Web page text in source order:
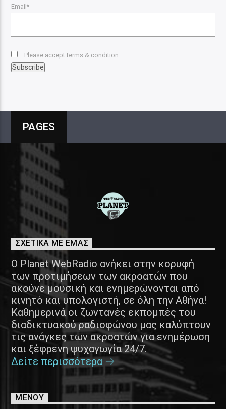
Email*
Please accept terms & condition
PAGES
ΣΧΕΤΙΚΑ ΜΕ ΕΜΑΣ
Ο Planet WebRadio ανήκει στην κορυφή
των προτιμήσεων των ακροατών που
ακούνε μουσική και ενημερώνονται από
κινητό και υπολογιστή, σε όλη την Αθήνα!
Καθημερινά οι ζωντανές εκπομπές του
διαδικτυακού ραδιοφώνου μας καλύπτουν
τις ανάγκες των ακροατών για ενημέρωση
και ξέφρενη ψυχαγωγία 24/7.
Δείτε περισσότερα
ΜΕΝΟΥ